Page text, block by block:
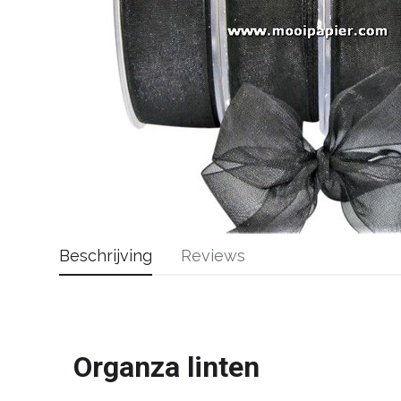
Beschrijving
Organza linten
Reviews